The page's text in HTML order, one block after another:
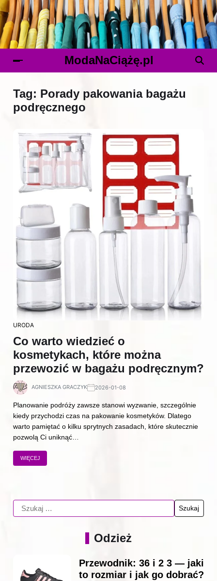
ModaNaCiążę.pl
Tag: Porady pakowania bagażu
podręcznego
URODA
Co warto wiedzieć o
kosmetykach, które można
przewozić w bagażu podręcznym?
AGNIESZKA GRACZYK 2026-01-08
Planowanie podróży zawsze stanowi wyzwanie, szczególnie
kiedy przychodzi czas na pakowanie kosmetyków. Dlatego
warto pamiętać o kilku sprytnych zasadach, które skutecznie
pozwolą Ci uniknąć…
WIĘCEJ
Odzież
Przewodnik: 36 i 2 3 — jaki
to rozmiar i jak go dobrać?